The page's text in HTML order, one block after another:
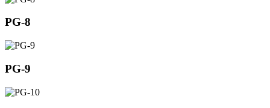
PG-8
PG-9